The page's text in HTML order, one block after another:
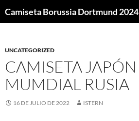
Camiseta Borussia Dortmund 2024
UNCATEGORIZED
CAMISETA JAPÓN
MUMDIAL RUSIA
16 DE JULIO DE 2022 ISTERN